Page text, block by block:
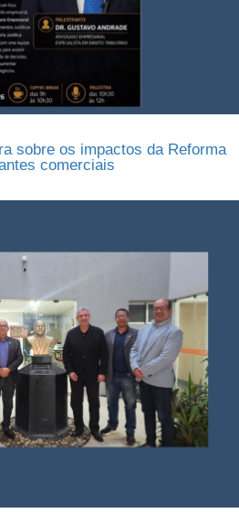
sobre os impactos da Reforma
comerciais